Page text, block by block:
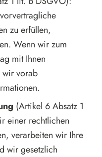
zu erfüllen,
Wenn wir zum
mit Ihnen
wir vorab
(Artikel 6 Absatz 1
einer rechtlichen
verarbeiten wir Ihre
wir gesetzlich